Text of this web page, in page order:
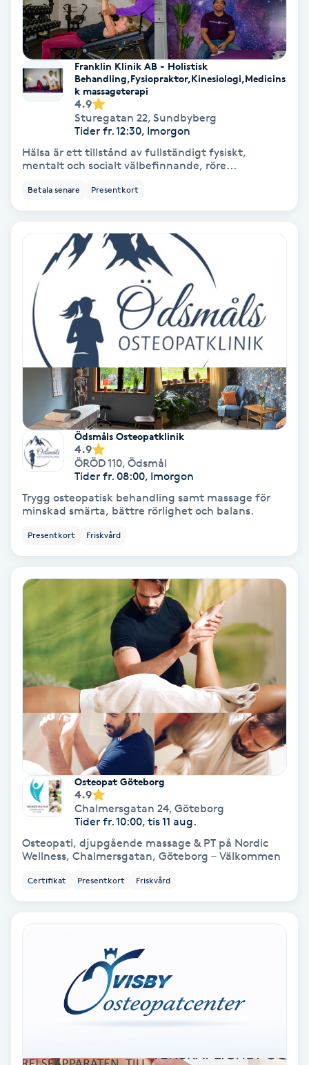
Färgning
Föning
Gelenaglar
Gellack
Gravidmassage
Gravidyoga
Gruppträning
Gua Sha-massage
Hatha Yoga
Healing
Herrklippning
Hollywood Peel
Hot Stone Massage
Hot yoga
Hudföryngring
Huduppstramning
Hyaluronsyra
Hyperhidros
Hårborttagning
Hårbottenbehandling
Hårförlängning
Franklin Klinik AB - Holistisk
Behandling,Fysiopraktor,Kinesiologi,Medicins
k massageterapi
4.9
Sturegatan 22, Sundbyberg
Tider fr. 12:30, Imorgon
Hälsa är ett tillstånd av fullständigt fysiskt,
mentalt och socialt välbefinnande, röre...
Betala senare Presentkort
Ödsmåls Osteopatklinik
4.9
ÖRÖD 110, Ödsmål
Tider fr. 08:00, Imorgon
Trygg osteopatisk behandling samt massage för
minskad smärta, bättre rörlighet och balans.
Presentkort Friskvård
Osteopat Göteborg
4.9
Chalmersgatan 24, Göteborg
Tider fr. 10:00, tis 11 aug.
Osteopati, djupgående massage & PT på Nordic
Wellness, Chalmersgatan, Göteborg – Välkommen
Certifikat Presentkort Friskvård